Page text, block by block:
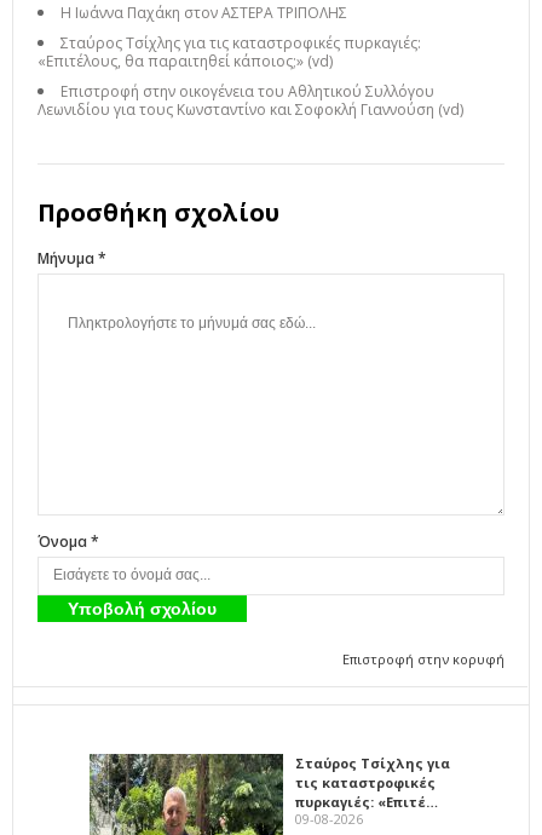
Η Ιωάννα Παχάκη στον ΑΣΤΕΡΑ ΤΡΙΠΟΛΗΣ
Σταύρος Τσίχλης για τις καταστροφικές πυρκαγιές:
«Επιτέλους, θα παραιτηθεί κάποιος;» (vd)
Επιστροφή στην οικογένεια του Αθλητικού Συλλόγου
Λεωνιδίου για τους Κωνσταντίνο και Σοφοκλή Γιαννούση (vd)
Προσθήκη σχολίου
Μήνυμα *
Όνομα *
Επιστροφή στην κορυφή
Σταύρος Τσίχλης για
τις καταστροφικές
πυρκαγιές: «Επιτέ…
09-08-2026